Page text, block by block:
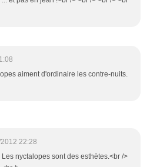
aiment d'ordinaire les contre-nuits.
22:28
Les nyctalopes sont des esthètes.<br />